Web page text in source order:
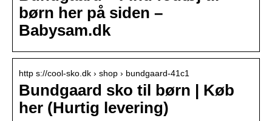
børn her på siden –
Babysam.dk
http s://cool-sko.dk › shop › bundgaard-41c1
Bundgaard sko til børn | Køb
her (Hurtig levering)